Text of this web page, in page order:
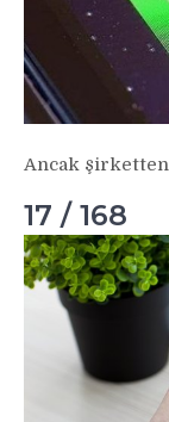
Ancak şirketten
17 / 168